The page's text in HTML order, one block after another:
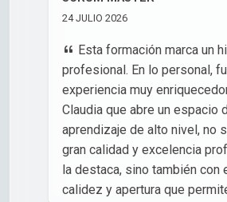
24 JULIO 2026
Esta formación marca un
profesional. En lo personal,
experiencia muy
Claudia que abre un espacio
aprendizaje de alto nivel, no
gran calidad y excelencia
la destaca, sino también con
calidez y apertura que